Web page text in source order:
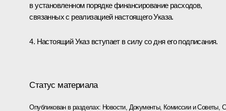
в установленном порядке финансирование расходов,
связанных с реализацией настоящего Указа.
4. Настоящий Указ вступает в силу со дня его подписания.
Статус материала
Опубликован в разделах: Новости, Документы, Комиссии и Советы,